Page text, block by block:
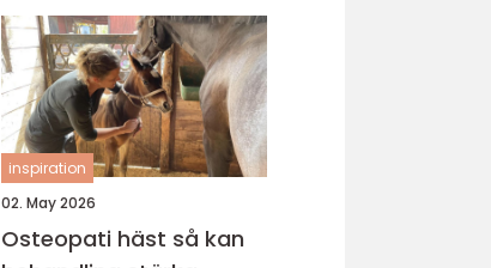
inspiration
02. May 2026
Osteopati häst så kan